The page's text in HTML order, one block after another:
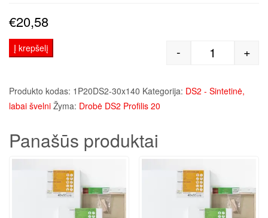
€20,58
produkto
- +
Į krepšelį
Produkto kodas: 1P20DS2-30x140 Kategorija: DS2 - Sintetinė,
labai švelni Žyma: Drobė DS2 Profilis 20
Panašūs produktai